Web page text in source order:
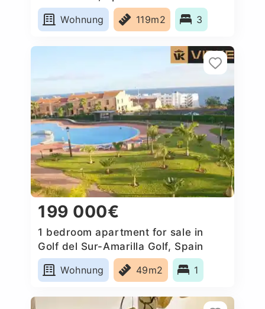
Wohnung
119m2 3
199 000€
1 bedroom apartment for sale in
Golf del Sur-Amarilla Golf, Spain
Wohnung
49m2 1